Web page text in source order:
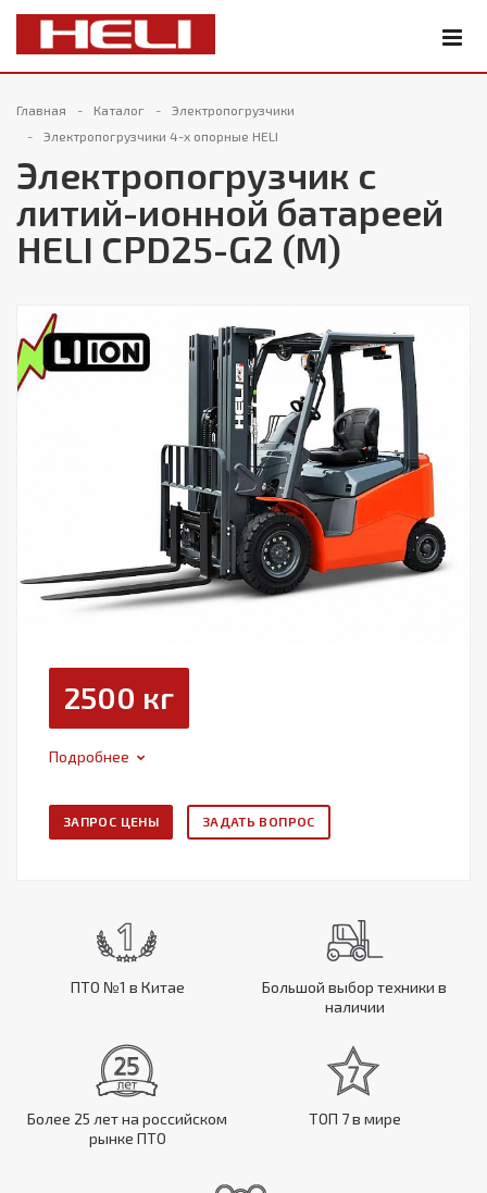
Главная Каталог
Электропогрузчики
Электропогрузчики 4-х опорные HELI
Электропогрузчик с
литий-ионной батареей
HELI CPD25-G2 (M)
2500 кг
Подробнее
ЗАПРОС ЦЕНЫ ЗАДАТЬ ВОПРОС
ПТО №1 в Китае
Большой выбор техники в
наличии
Более 25 лет на российском
рынке ПТО
ТОП 7 в мире